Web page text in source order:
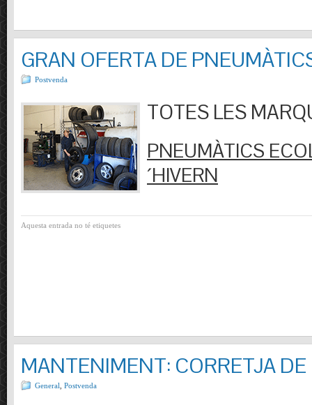
GRAN OFERTA DE
Postvenda
TOTES LES
PNEUMÀTICS
´HIVERN
Aquesta entrada no té etiquetes
MANTENIMENT: CORRETJA
General Postvenda